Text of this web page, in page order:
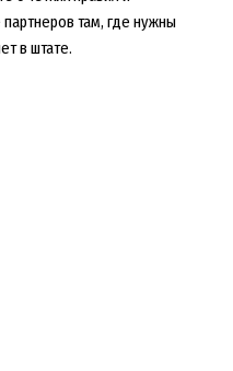
там, где нужны
в штате.